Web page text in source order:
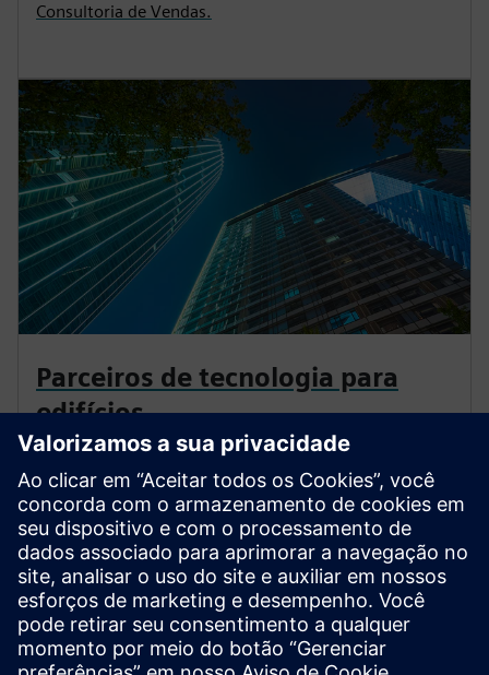
Consultoria de Vendas.
Parceiros de tecnologia para
edifícios
Ao ingressar no programa de parceiros de construção,
você terá acesso a uma ampla gama de benefícios
exclusivos de vendas, treinamento e marketing que o
ajudarão a aproveitar novas oportunidades de
negócios.